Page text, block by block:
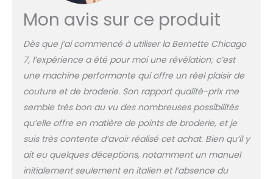
des tissus SPECIALE TISSUS
EPAIS : Grace à son
excellent système de
griffes d’entrainement,
cette machine est idéale
pour les tissus épais ou
difficiles comme le Jean,
par exemple BRAS LIBRE
EXTRA LONG : Enlevez le
plateau de la Chicago 7 et
vous obtiendrez un bras
libre idéal pour la couture
tubulaire, parfait pour les
Mon avis sur ce produit
Dès que j’ai commencé à utiliser la Bernette Chicago
7, l’expérience a été pour moi une révélation; c’est
une machine performante qui offre un réel plaisir de
couture et de broderie. Son rapport qualité-prix me
semble très bon au vu des nombreuses possibilités
qu’elle offre en matière de points de broderie, et je
suis très contente d’avoir réalisé cet achat. Bien qu’il y
ait eu quelques déceptions, notamment un manuel
initialement seulement en italien et l’absence du